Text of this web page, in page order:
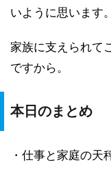
いように思います。
家族に支えられて
ですから。
本日のまとめ
・仕事と家庭の天